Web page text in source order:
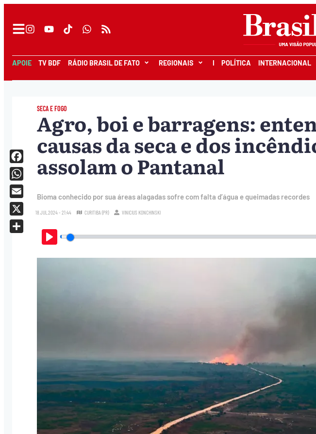
APOIE TV BDF RÁDIO BRASIL DE FATO REGIONAIS I POLÍTICA INTERNACIONAL
SECA E FOGO
Agro, boi e barragens:
causas da seca e dos
assolam o Pantanal
Bioma conhecido por sua áreas alagadas sofre com falta d’água e queimadas recordes
18.JUL.2024 - 21:44 CURITIBA (PR) VINICIUS KONCHINSKI
Play
Facebook
WhatsApp
Email
X